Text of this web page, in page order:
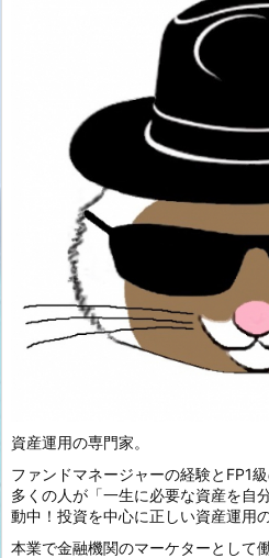
資産運用の専門家。
ファンドマネージャーの経験とFP1
多くの人が「一生に必要な資産を自
動中！投資を中心に正しい資産運用
本業で金融機関のマーケターとして